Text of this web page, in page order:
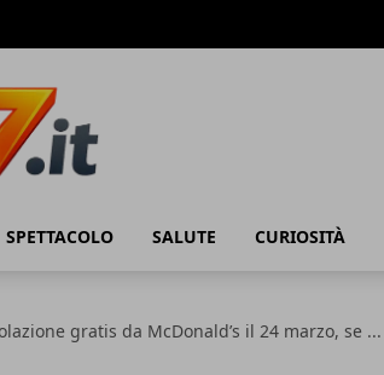
SPETTACOLO SALUTE CURIOSITÀ
gratis da McDonald’s il 24 marzo, se ...